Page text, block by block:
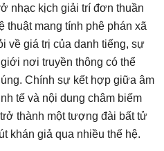
nhạc kịch giải trí đơn thuần
thuật mang tính phê phán xã
về giá trị của danh tiếng, sự
nơi truyền thông có thể
Chính sự kết hợp giữa âm
tế và nội dung châm biếm
thành một tượng đài bất tử
khán giả qua nhiều thế hệ.